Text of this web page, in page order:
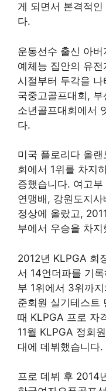
게 되면서 본격적
다.
운동선수 출신 아
예체능 집안의 유
시절부터 두각을
국중고골프대회,
소년골프대회에서
다.
미국 플로리다 올
회에서 1위를 차지
증했습니다. 여고
연맹배, 강원도지
정상에 올랐고,
부에서 우승을 차지
2012년 KLPGA 회
서 14언더파를 기
부 1위에서 3위까
준회원 실기테스트
때 KLPGA 프로 자
11월 KLPGA 정회
대에 데뷔했습니다.
프로 데뷔 후 2014